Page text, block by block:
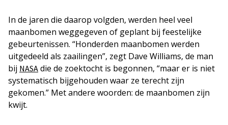
In de jaren die daarop volgden, werden heel veel
maanbomen weggegeven of geplant bij feestelijke
gebeurtenissen. “Honderden maanbomen werden
uitgedeeld als zaailingen”, zegt Dave Williams, de man
bij NASA die de zoektocht is begonnen, “maar er is niet
systematisch bijgehouden waar ze terecht zijn
gekomen.” Met andere woorden: de maanbomen zijn
kwijt.